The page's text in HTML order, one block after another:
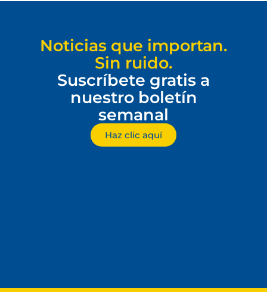
Noticias que importan.
Sin ruido.
Suscríbete gratis a
nuestro boletín
semanal
Haz clic aquí